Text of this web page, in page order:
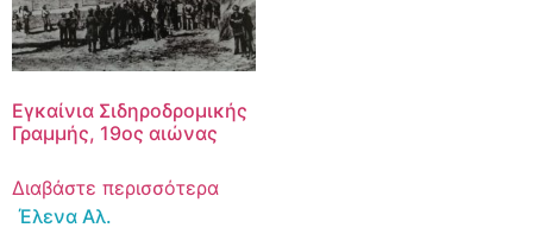
Εγκαίνια Σιδηροδρομικής
Γραμμής, 19ος αιώνας
Διαβάστε περισσότερα
Έλενα Αλ.